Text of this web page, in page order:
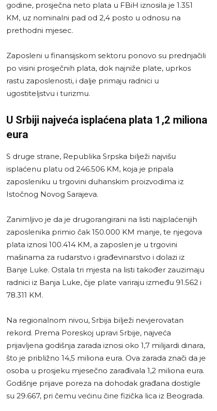
godine, prosječna neto plata u FBiH iznosila je 1.351
KM, uz nominalni pad od 2,4 posto u odnosu na
prethodni mjesec.
Zaposleni u finansijskom sektoru ponovo su prednjačili
po visini prosječnih plata, dok najniže plate, uprkos
rastu zaposlenosti, i dalje primaju radnici u
ugostiteljstvu i turizmu.
U Srbiji najveća isplaćena plata 1,2 miliona
eura
S druge strane, Republika Srpska bilježi najvišu
isplaćenu platu od 246.506 KM, koja je pripala
zaposleniku u trgovini duhanskim proizvodima iz
Istočnog Novog Sarajeva.
Zanimljivo je da je drugorangirani na listi najplaćenijih
zaposlenika primio čak 150.000 KM manje, te njegova
plata iznosi 100.414 KM, a zaposlen je u trgovini
mašinama za rudarstvo i građevinarstvo i dolazi iz
Banje Luke. Ostala tri mjesta na listi također zauzimaju
radnici iz Banja Luke, čije plate variraju između 91.562 i
78.311 KM.
Na regionalnom nivou, Srbija bilježi nevjerovatan
rekord. Prema Poreskoj upravi Srbije, najveća
prijavljena godišnja zarada iznosi oko 1,7 milijardi dinara,
što je približno 14,5 miliona eura. Ova zarada znači da je
osoba u prosjeku mjesečno zarađivala 1,2 miliona eura.
Godišnje prijave poreza na dohodak građana dostigle
su 29.667, pri čemu većinu čine fizička lica iz Beograda.